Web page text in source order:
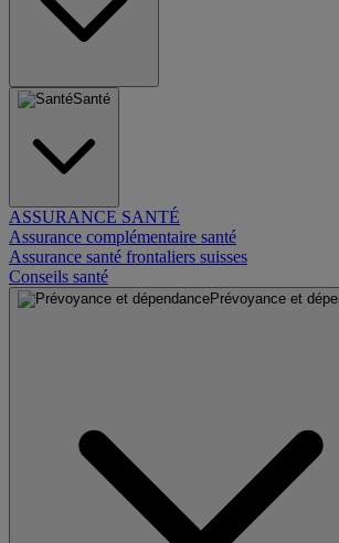
Santé
ASSURANCE SANTÉ
Assurance complémentaire santé
Assurance santé frontaliers suisses
Conseils santé
Prévoyance et